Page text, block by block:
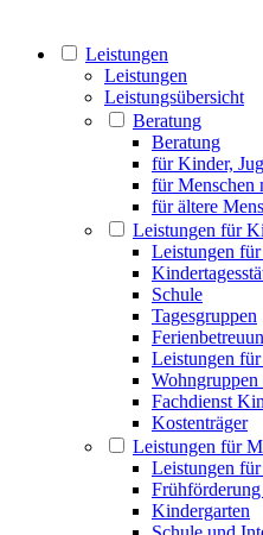
Leistungen
Leistungen
Leistungsübersicht
Beratung
Beratung
für Kinder,
für Menschen
für ältere
Leistungen für
Leistungen
Schule
Tagesgruppen
Leistungen
Wohngruppen
Fachdienst
Kostenträger
Leistungen für
Leistungen
Kindergarten